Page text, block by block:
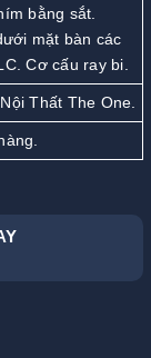
bằng sắt.
mặt bàn các
Cơ cấu ray bi.
Thất The One.